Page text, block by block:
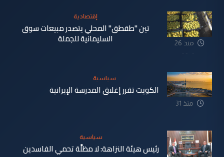
منذ 26
دقيقة
إقتصادية
تين "طقطق" المحلي يتصدر مبيعات سوق
السليمانية للجملة
منذ 31
سياسية
الكويت تقرر إغلاق المدرسة الإيرانية
سياسية
رئيس هيئة النزاهة: لا مظلَّة تحمي الفاسدين